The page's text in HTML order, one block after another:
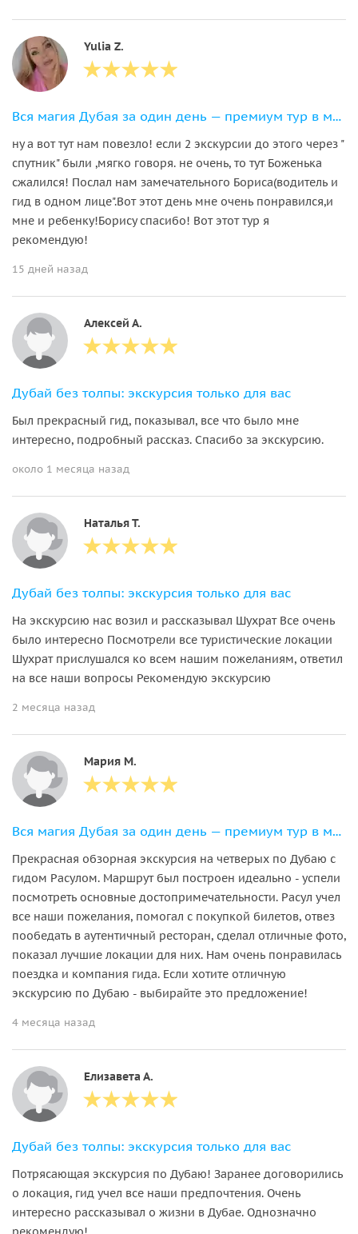
Yulia Z.
Вся магия Дубая за один день — премиум тур в мини-группе
ну а вот тут нам повезло! если 2 экскурсии до этого через "
спутник" были ,мягко говоря. не очень, то тут Боженька
сжалился! Послал нам замечательного Бориса(водитель и
гид в одном лице".Вот этот день мне очень понравился,и
мне и ребенку!Борису спасибо! Вот этот тур я
рекомендую!
15 дней назад
Алексей А.
Дубай без толпы: экскурсия только для вас
Был прекрасный гид, показывал, все что было мне
интересно, подробный рассказ. Спасибо за экскурсию.
около 1 месяца назад
Наталья Т.
Дубай без толпы: экскурсия только для вас
На экскурсию нас возил и рассказывал Шухрат Все очень
было интересно Посмотрели все туристические локации
Шухрат прислушался ко всем нашим пожеланиям, ответил
на все наши вопросы Рекомендую экскурсию
2 месяца назад
Мария М.
Вся магия Дубая за один день — премиум тур в мини-группе
Прекрасная обзорная экскурсия на четверых по Дубаю с
гидом Расулом. Маршрут был построен идеально - успели
посмотреть основные достопримечательности. Расул учел
все наши пожелания, помогал с покупкой билетов, отвез
пообедать в аутентичный ресторан, сделал отличные фото,
показал лучшие локации для них. Нам очень понравилась
поездка и компания гида. Если хотите отличную
экскурсию по Дубаю - выбирайте это предложение!
4 месяца назад
Елизавета А.
Дубай без толпы: экскурсия только для вас
Потрясающая экскурсия по Дубаю! Заранее договорились
о локация, гид учел все наши предпочтения. Очень
интересно рассказывал о жизни в Дубае. Однозначно